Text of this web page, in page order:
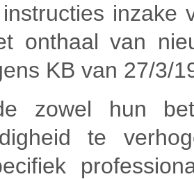
inzake
onthaal van
KB van 27/3/
zowel hun
te